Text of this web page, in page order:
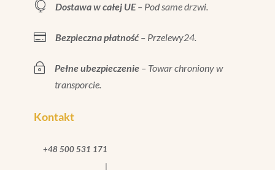
 Dostawa w całej UE– Pod same drzwi.
 Bezpieczna płatność– Przelewy24.
~ Pełne ubezpieczenie– Towar chroniony w
transporcie.
Kontakt
+48 500 531 171